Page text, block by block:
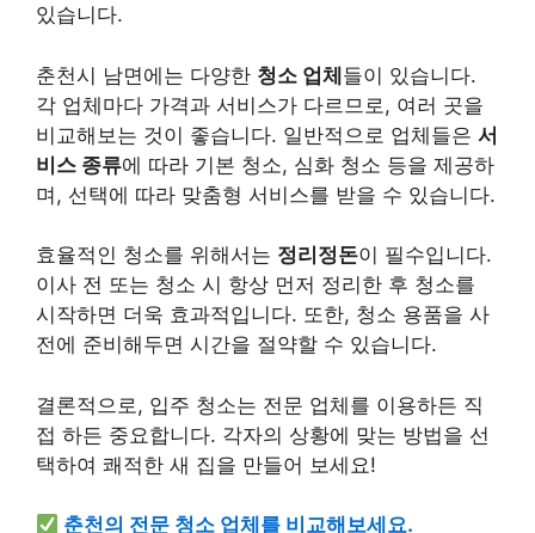
있습니다.
춘천시 남면에는 다양한 청소 업체들이 있습니다.
각 업체마다 가격과 서비스가 다르므로, 여러 곳을
비교해보는 것이 좋습니다. 일반적으로 업체들은 서
비스 종류에 따라 기본 청소, 심화 청소 등을 제공하
며, 선택에 따라 맞춤형 서비스를 받을 수 있습니다.
효율적인 청소를 위해서는 정리정돈이 필수입니다.
이사 전 또는 청소 시 항상 먼저 정리한 후 청소를
시작하면 더욱 효과적입니다. 또한, 청소 용품을 사
전에 준비해두면 시간을 절약할 수 있습니다.
결론적으로, 입주 청소는 전문 업체를 이용하든 직
접 하든 중요합니다. 각자의 상황에 맞는 방법을 선
택하여 쾌적한 새 집을 만들어 보세요!
춘천의 전문 청소 업체를 비교해보세요.